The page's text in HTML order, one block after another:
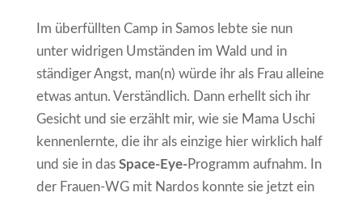
Im überfüllten Camp in Samos lebte sie nun
unter widrigen Umständen im Wald und in
ständiger Angst, man(n) würde ihr als Frau alleine
etwas antun. Verständlich. Dann erhellt sich ihr
Gesicht und sie erzählt mir, wie sie Mama Uschi
kennenlernte, die ihr als einzige hier wirklich half
und sie in das Space-Eye-Programm aufnahm. In
der Frauen-WG mit Nardos konnte sie jetzt ein